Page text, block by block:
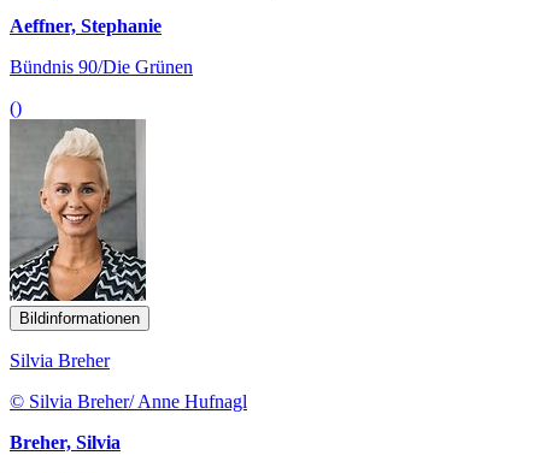
Aeffner, Stephanie
Bündnis 90/Die Grünen
()
Bildinformationen
Silvia Breher
© Silvia Breher/ Anne Hufnagl
Breher, Silvia